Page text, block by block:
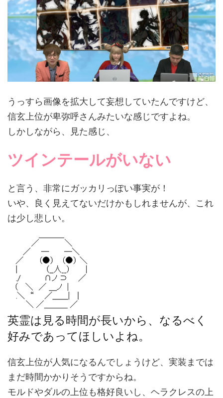
うっすら画像を拡大して妄想していたんですけど、
信玄上位が卑弥呼さんみたいな感じですよね。
しかしながら、見た感じ、
ツインテールがいない
と言う、非常にガッカリっぽい事実が！
いや、良く見えてないだけかもしれませんが、これ
は少し悲しい。
英霊は見る時間が長いから、なるべく
好みであってほしいよね。
信玄上位が人気になるんでしょうけど、実装までは
まだ時間かかりそうですからね。
モルドやダルの上位も格好良いし、ヘラクレスの上